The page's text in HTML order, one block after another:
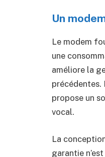
Un
Le modem
une
améliore la
précédentes.
propose un
vocal.
La
garantie